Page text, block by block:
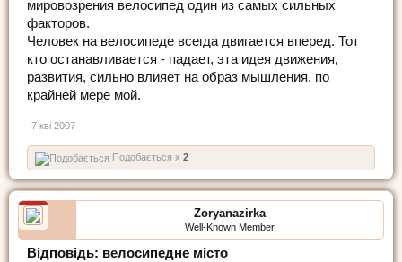
мировозрения велосипед один из самых сильных
факторов.
Человек на велосипеде всегда двигается вперед. Тот
кто останавливается - падает, эта идея движения,
развития, сильно влияет на образ мышления, по
крайней мере мой.
7 кві 2007
Подобається x 2
Zoryanazirka
Well-Known Member
Відповідь: велосипедне місто